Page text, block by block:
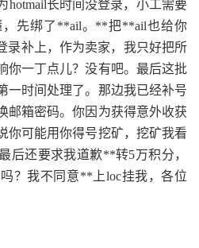
hotmail长时间没登录，小工需要
，先绑了**ail。**把**ail也给你
录补上，作为卖家，我只好把所
你一丁点儿？没有吧。最后这批
一时间处理了。那边我已经补号
邮箱密码。你因为获得意外收获
你可能用你得号挖矿，挖矿我看
后还要求我道歉**转5万积分，
？我不同意**上loc挂我，各位